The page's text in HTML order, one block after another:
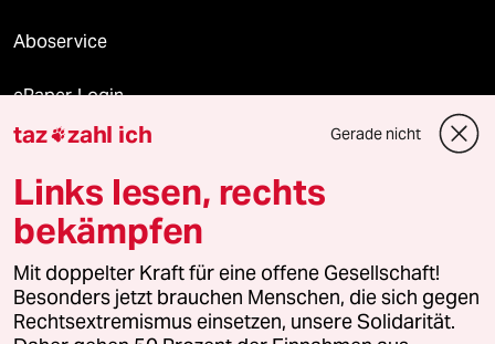
Aboservice
ePaper Login
Downloads für Abonnierende
© 2026 taz Verlags und Vertriebs GmbH
Alle Rechte vorbehalten. Bei rechtlichen Fragen oder für Genehmigungen
wenden Sie sich bitte an lizenzen@taz.de
taz zahl ich Gerade nicht
Links lesen, rechts
bekämpfen
Mit doppelter Kraft für eine offene Gesellschaft!
Besonders jetzt brauchen Menschen, die sich gegen
Rechtsextremismus einsetzen, unsere Solidarität.